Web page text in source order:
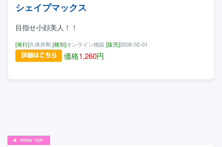
シェイプマックス
目指せ小顔美人！！
[発行]久保井剛[種別]オンライン物販 [販売]2008-02-01
価格1,260円